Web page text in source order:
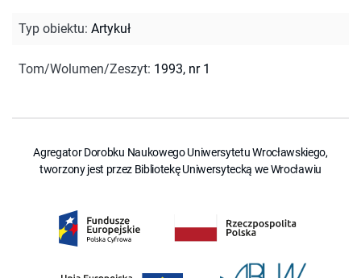
Typ obiektu: Artykuł
Tom/Wolumen/Zeszyt: 1993, nr 1
Agregator Dorobku Naukowego Uniwersytetu Wrocławskiego,
tworzony jest przez Bibliotekę Uniwersytecką we Wrocławiu